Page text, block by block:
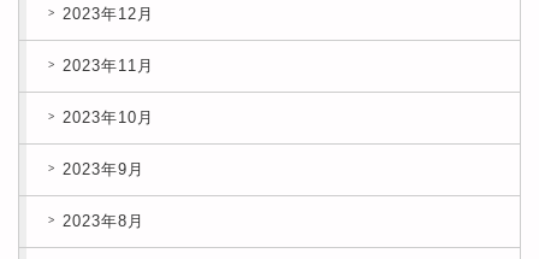
2023年12月
2023年11月
2023年10月
2023年9月
2023年8月